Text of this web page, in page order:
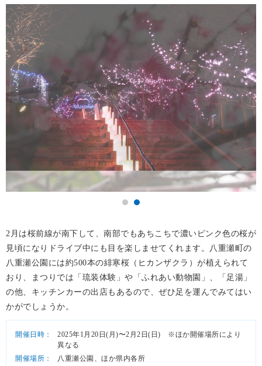
2月は桜前線が南下して、南部でもあちこちで濃いピンク色の桜が
見頃になりドライブ中にも目を楽しませてくれます。八重瀬町の
八重瀬公園には約500本の緋寒桜（ヒカンザクラ）が植えられて
おり、まつりでは「琉装体験」や「ふれあい動物園」、「足湯」
の他、キッチンカーの出店もあるので、ぜひ足を運んでみてはい
かがでしょうか。
開催日時：
2025年1月20日(月)〜2月2日(日) ※ほか開催場所により
異なる
開催場所：
八重瀬公園、ほか県内各所